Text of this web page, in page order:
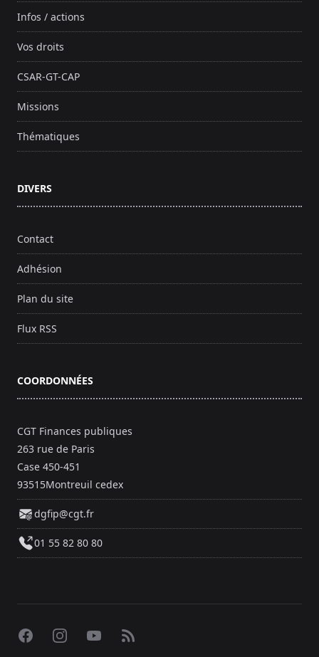
Infos / actions
Vos droits
CSAR-GT-CAP
Missions
Thématiques
DIVERS
Contact
Adhésion
Plan du site
Flux RSS
COORDONNÉES
CGT Finances publiques
263 rue de Paris
Case 450-451
93515Montreuil cedex
dgfip@cgt.fr
01 55 82 80 80
FacebookInstagramYouTube
RSS